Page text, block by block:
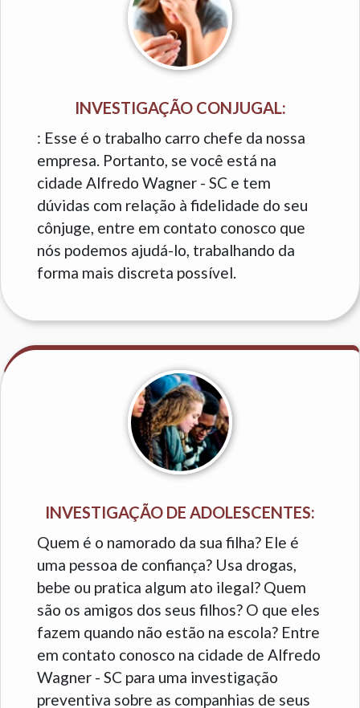
INVESTIGAÇÃO CONJUGAL:
: Esse é o trabalho carro chefe da nossa
empresa. Portanto, se você está na
cidade Alfredo Wagner - SC e tem
dúvidas com relação à fidelidade do seu
cônjuge, entre em contato conosco que
nós podemos ajudá-lo, trabalhando da
forma mais discreta possível.
INVESTIGAÇÃO DE ADOLESCENTES:
Quem é o namorado da sua filha? Ele é
uma pessoa de confiança? Usa drogas,
bebe ou pratica algum ato ilegal? Quem
são os amigos dos seus filhos? O que eles
fazem quando não estão na escola? Entre
em contato conosco na cidade de Alfredo
Wagner - SC para uma investigação
preventiva sobre as companhias de seus